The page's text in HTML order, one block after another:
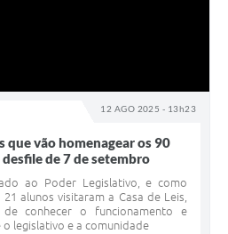
12 AGO 2025 - 13h23
que vão homenagear os 90
de 7 de setembro
ao Poder Legislativo, e como
alunos visitaram a Casa de Leis,
conhecer o funcionamento e
legislativo e a comunidade